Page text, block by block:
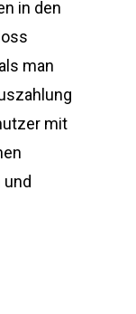
in den
man
mit